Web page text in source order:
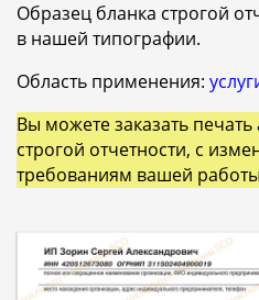
Образец бланка строгой
в нашей типографии.
Область применения:
Вы можете заказать
строгой отчетности, с
требованиям вашей работы